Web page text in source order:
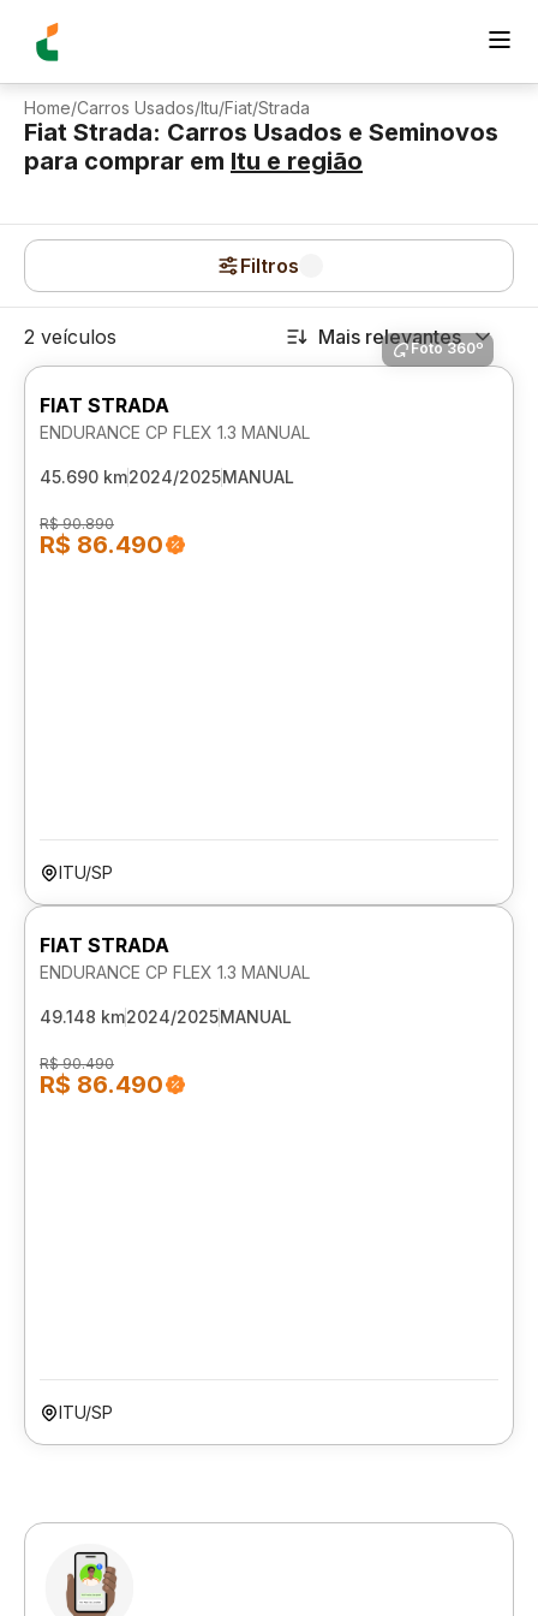
Home/Carros Usados/Itu/Fiat/Strada
Fiat Strada: Carros Usados e Seminovos
para comprar em Itu e região
Filtros
2 veículos Mais relevantes
Foto 360º
FIAT STRADA
ENDURANCE CP FLEX 1.3 MANUAL
45.690 km2024/2025MANUAL
R$ 90.890
R$ 86.490
ITU/SP
FIAT STRADA
ENDURANCE CP FLEX 1.3 MANUAL
49.148 km2024/2025MANUAL
R$ 90.490
R$ 86.490
ITU/SP